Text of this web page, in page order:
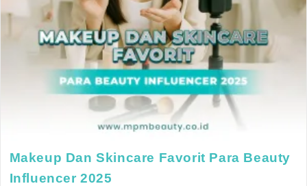
Makeup Dan Skincare Favorit Para Beauty
Influencer 2025